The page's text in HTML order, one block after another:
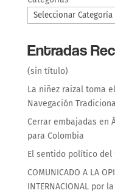
Entradas
(sin título)
La niñez raizal toma
Navegación
Cerrar embajadas en
para Colombia
El sentido político del
COMUNICADO A LA
INTERNACIONAL por